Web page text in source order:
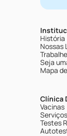
História
Nossas
Seja
Mapa
Clínica
Vacinas
Testes